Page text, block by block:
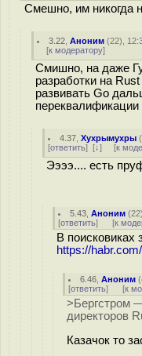
Смешно, им никогда
3.22 ,Аноним (22),
[к модератору]
Смишно, на даже
разработки на
развивать Go
переквалификации
4.37 ,Хухрымухры (
[ответить] [↓] [к
Ээээ.... есть
5.43 ,Аноним (22
[ответить] [к
В поисковиках
https://
6.46 ,Аноним (
[ответить] [к
>Бергстром
директоров
Казачок то